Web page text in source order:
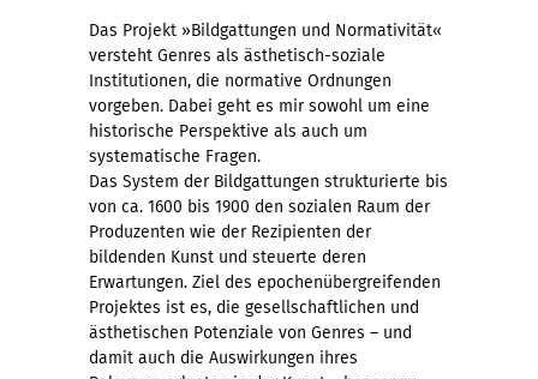
Das Projekt »Bildgattungen und Normativität«
versteht Genres als ästhetisch-soziale
Institutionen, die normative Ordnungen
vorgeben. Dabei geht es mir sowohl um eine
historische Perspektive als auch um
systematische Fragen.
Das System der Bildgattungen strukturierte bis
von ca. 1600 bis 1900 den sozialen Raum der
Produzenten wie der Rezipienten der
bildenden Kunst und steuerte deren
Erwartungen. Ziel des epochenübergreifenden
Projektes ist es, die gesellschaftlichen und
ästhetischen Potenziale von Genres – und
damit auch die Auswirkungen ihres